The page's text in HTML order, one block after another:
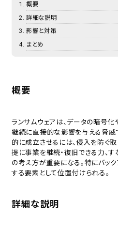
概要
詳細な説明
影響と対策
まとめ
概要
ランサムウェアは、データの暗号
継続に直接的な影響を与える脅威
的に成立させるには、侵入を防ぐ
提に事業を継続・復旧できる力、
の考え方が重要になる。特にバッ
する要素として位置付けられる。
詳細な説明